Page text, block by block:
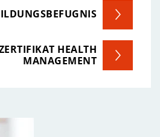
HEALTH
MANAGEMENT